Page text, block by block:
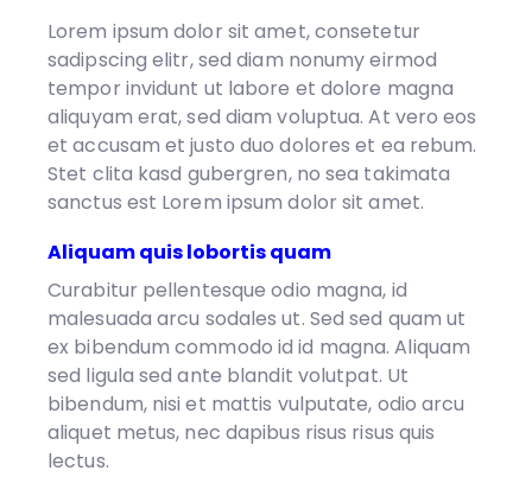
Lorem ipsum dolor sit amet, consetetur
sadipscing elitr, sed diam nonumy eirmod
tempor invidunt ut labore et dolore magna
aliquyam erat, sed diam voluptua. At vero eos
et accusam et justo duo dolores et ea rebum.
Stet clita kasd gubergren, no sea takimata
sanctus est Lorem ipsum dolor sit amet.
Aliquam quis lobortis quam
Curabitur pellentesque odio magna, id
malesuada arcu sodales ut. Sed sed quam ut
ex bibendum commodo id id magna. Aliquam
sed ligula sed ante blandit volutpat. Ut
bibendum, nisi et mattis vulputate, odio arcu
aliquet metus, nec dapibus risus risus quis
lectus.